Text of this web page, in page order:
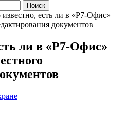
известно, есть ли в «Р7-Офис»
документов
ли в «Р7-Офис»